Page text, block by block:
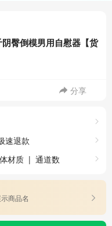
臀倒模男用自慰器【货
分享
速退款
材质 | 通道数
商品名